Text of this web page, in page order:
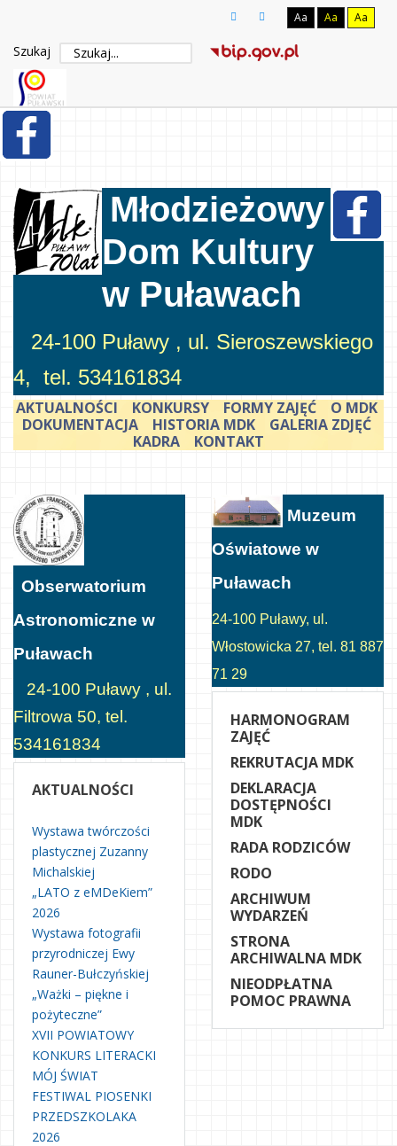
Aa Aa Aa
Szukaj
Młodzieżowy
Dom Kultury
w Puławach
24-100 Puławy , ul. Sieroszewskiego
4, tel. 534161834
AKTUALNOŚCI KONKURSY FORMY ZAJĘĆ
O MDK
DOKUMENTACJA
HISTORIA MDK
GALERIA ZDJĘĆ
KADRA
KONTAKT
Obserwatorium
Astronomiczne w
Puławach
24-100 Puławy , ul.
Filtrowa 50, tel.
534161834
AKTUALNOŚCI
Wystawa twórczości
plastycznej Zuzanny
Michalskiej
„LATO z eMDeKiem”
2026
Wystawa fotografii
przyrodniczej Ewy
Rauner-Bułczyńskiej
„Ważki – piękne i
pożyteczne”
XVII POWIATOWY
KONKURS LITERACKI
MÓJ ŚWIAT
FESTIWAL PIOSENKI
PRZEDSZKOLAKA
2026
Muzeum
Oświatowe w
Puławach
24-100 Puławy, ul.
Włostowicka 27, tel. 81 887
71 29
HARMONOGRAM
ZAJĘĆ
REKRUTACJA MDK
DEKLARACJA
DOSTĘPNOŚCI
MDK
RADA RODZICÓW
RODO
ARCHIWUM
WYDARZEŃ
STRONA
ARCHIWALNA MDK
NIEODPŁATNA
POMOC PRAWNA